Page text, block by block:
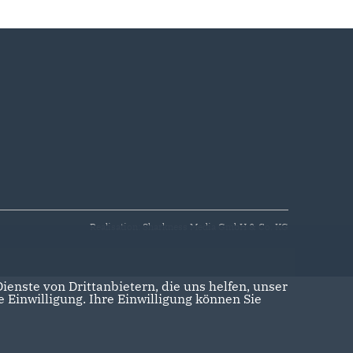
Realisation: Sharkness Media GmbH & Co. KG
von Drittanbietern, die uns helfen, unser
Einwilligung. Ihre Einwilligung können Sie